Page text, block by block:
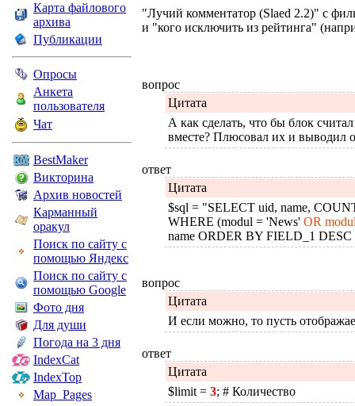
Карта файлового
архива
Публикации
Опросы
Анкета
пользователя
Чат
BestMaker
Викторина
Архив новостей
Карманный
оракул
Поиск по сайту с
помощью Яндекс
Поиск по сайту с
помощью Google
Фото дня
Для души
Погода на 3 дня
IndexCat
IndexTop
Map_Pages
"Лучий комментатор (Slaed 2.2)" с
и "кого исключить из рейтинга"
вопрос
Цитата
А как сделать, что бы блок
вместе? Плюсовал их и выводил
ответ
Цитата
$sql = "SELECT uid, name,
WHERE (modul = 'News' OR
name ORDER BY FIELD_1
вопрос
Цитата
И если можно, то пусть
ответ
Цитата
$limit = 3; # Количество